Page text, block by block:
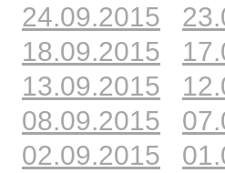
24.09.2015
18.09.2015
13.09.2015
08.09.2015
02.09.2015